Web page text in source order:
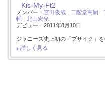
Kis-My-Ft2
メンバー： 宮田俊哉 二階堂高嗣
輔
北山宏光
デビュー：2011年8月10日
ジャニーズ史上初の「ブサイク」
詳しく見る